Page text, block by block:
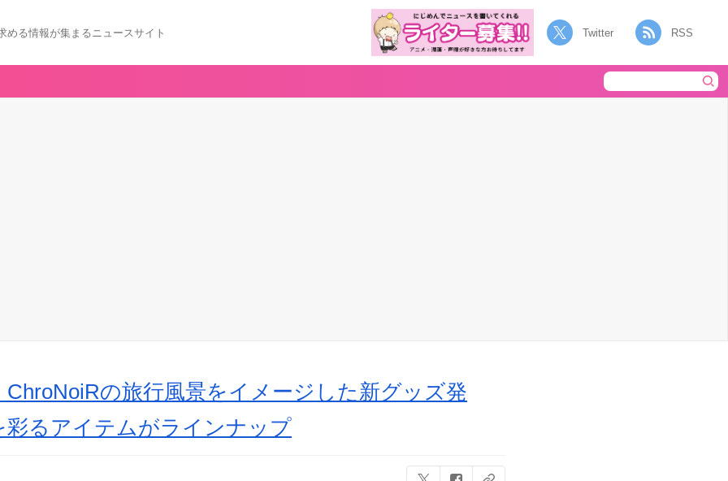
める情報が集まるニュースサイト Twitter RSS
の旅行風景をイメージした新グッズ発
彩るアイテムがラインナップ